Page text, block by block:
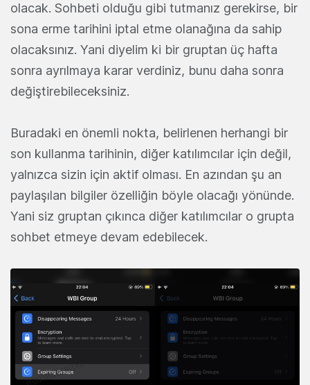
olacak. Sohbeti olduğu gibi tutmanız gerekirse, bir
sona erme tarihini iptal etme olanağına da sahip
olacaksınız. Yani diyelim ki bir gruptan üç hafta
sonra ayrılmaya karar verdiniz, bunu daha sonra
değiştirebileceksiniz.
Buradaki en önemli nokta, belirlenen herhangi bir
son kullanma tarihinin, diğer katılımcılar için değil,
yalnızca sizin için aktif olması. En azından şu an
paylaşılan bilgiler özelliğin böyle olacağı yönünde.
Yani siz gruptan çıkınca diğer katılımcılar o grupta
sohbet etmeye devam edebilecek.